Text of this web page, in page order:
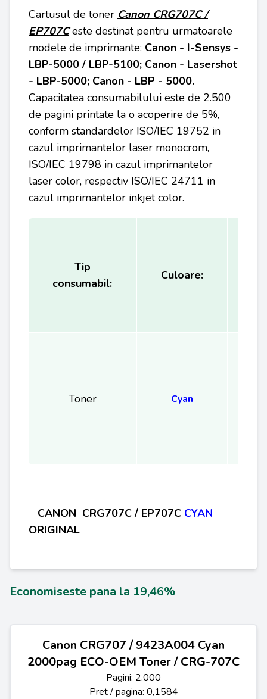
Cartusul de toner Canon CRG707C /
EP707Ceste destinat pentru urmatoarele
modele de imprimante: Canon - I-Sensys -
LBP-5000 / LBP-5100; Canon - Lasershot
- LBP-5000; Canon - LBP - 5000.
Capacitatea consumabilului este de 2.500
de pagini printate la o acoperire de 5%,
conform standardelor ISO/IEC 19752 in
cazul imprimantelor laser monocrom,
ISO/IEC 19798 in cazul imprimantelor
laser color, respectiv ISO/IEC 24711 in
cazul imprimantelor inkjet color.
Tip
consumabil:
Culoare:
Toner Cyan
CANON CRG707C / EP707C CYAN
ORIGINAL
Economiseste pana la 19,46%
Canon CRG707 / 9423A004 Cyan
2000pag ECO-OEM Toner / CRG-707C
Pagini: 2.000
Pret / pagina: 0,1584